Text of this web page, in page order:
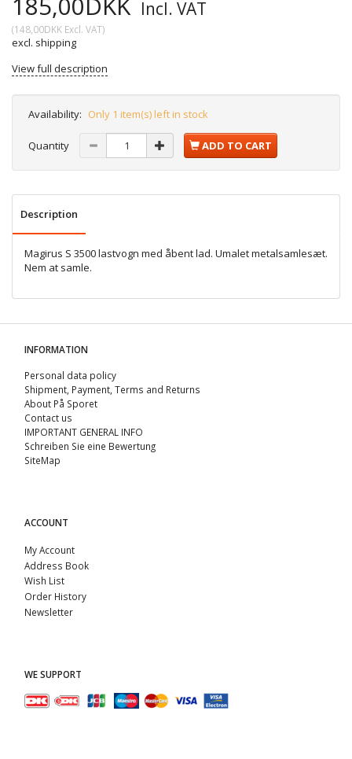
Incl. VAT
(148,00DKK Excl. VAT)
excl. shipping
View full description
Availability: Only 1 item(s) left in stock
Quantity ADD TO CART
Description
Magirus S 3500 lastvogn med åbent lad. Umalet metalsamlesæt.
Nem at samle.
INFORMATION
Personal data policy
Shipment, Payment, Terms and Returns
About På Sporet
Contact us
IMPORTANT GENERAL INFO
Schreiben Sie eine Bewertung
SiteMap
ACCOUNT
My Account
Address Book
Wish List
Order History
Newsletter
WE SUPPORT